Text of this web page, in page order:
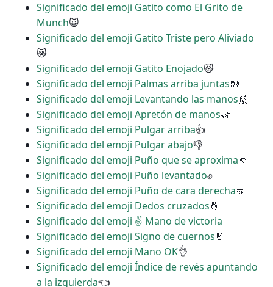
Significado del emoji Gatito como El Grito de
Munch🙀
Significado del emoji Gatito Triste pero Aliviado
😿
Significado del emoji Gatito Enojado😾
Significado del emoji Palmas arriba juntas🤲
Significado del emoji Levantando las manos🙌
Significado del emoji Apretón de manos🤝
Significado del emoji Pulgar arriba👍
Significado del emoji Pulgar abajo👎
Significado del emoji Puño que se aproxima👊
Significado del emoji Puño levantado✊
Significado del emoji Puño de cara derecha🤜
Significado del emoji Dedos cruzados🤞
Significado del emoji ✌ Mano de victoria
Significado del emoji Signo de cuernos🤘
Significado del emoji Mano OK👌
Significado del emoji Índice de revés apuntando
a la izquierda👈